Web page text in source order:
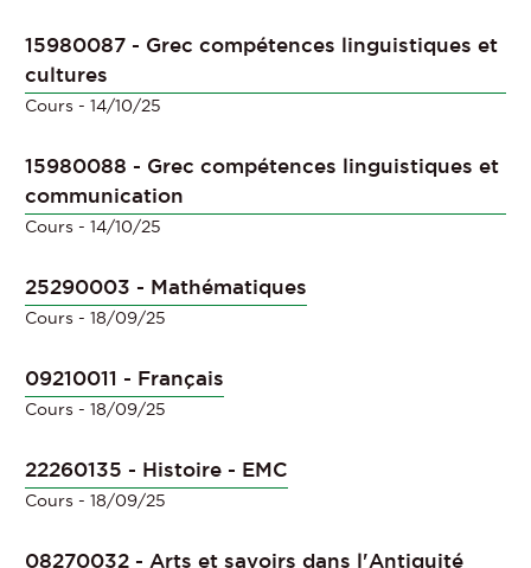
15980087 - Grec compétences linguistiques et
cultures
Cours - 14/10/25
15980088 - Grec compétences linguistiques et
communication
Cours - 14/10/25
25290003 - Mathématiques
Cours - 18/09/25
09210011 - Français
Cours - 18/09/25
22260135 - Histoire - EMC
Cours - 18/09/25
08270032 - Arts et savoirs dans l'Antiquité